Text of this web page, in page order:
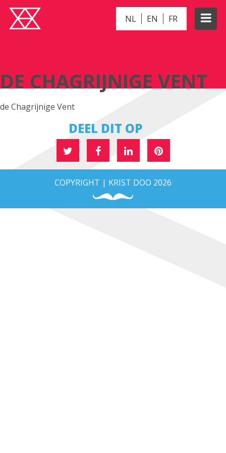
NL EN FR
DE CHAGRIJNIGE VENT
de Chagrijnige Vent
DEEL DIT OP
COPYRIGHT | KRIST DOO 2026